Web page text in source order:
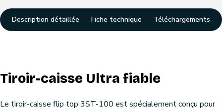
Description détaillée Fiche technique Téléchargements
Tiroir-caisse Ultra fiable
Le tiroir-caisse flip top 3ST-100 est spécialement conçu pour